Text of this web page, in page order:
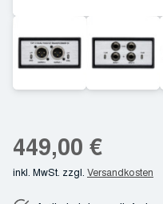
449,00 €
inkl. MwSt. zzgl. Versandkosten